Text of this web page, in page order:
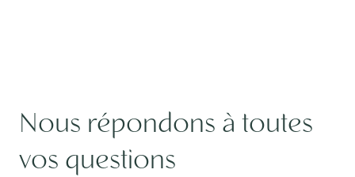
Nous répondons à toutes
vos questions